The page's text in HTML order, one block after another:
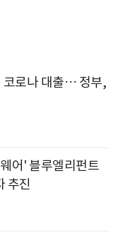
코로나 대출… 정부,
어' 블루엘리펀트
추진